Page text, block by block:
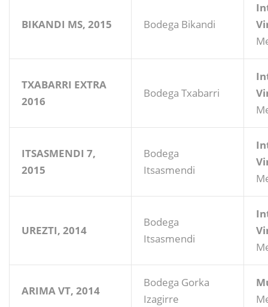
BIKANDI MS, 2015 Bodega Bikandi
TXABARRI EXTRA
2016
Bodega Txabarri
ITSASMENDI 7,
2015
Bodega
Itsasmendi
UREZTI, 2014
Bodega
Itsasmendi
ARIMA VT, 2014
Bodega Gorka
Izagirre